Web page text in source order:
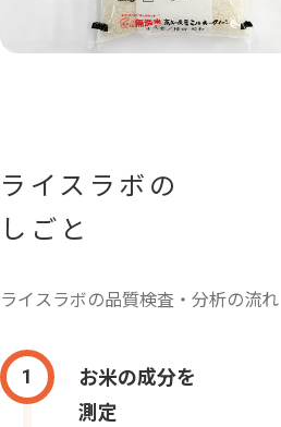
ライスラボの
しごと
ライスラボの品質検査・分析の流れ
1
お米の成分を
測定